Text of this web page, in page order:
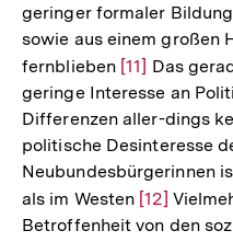
geringer formaler
sowie aus einem großen
fernblieben Zur
Auflösung
der
Fußnote
[11] Das
geringe Interesse an
Differenzen aller-dings
politische Desinteresse
Neubundesbürgerinnen
als im Westen Zur
Auflösung
[12]
Betroffenheit von den